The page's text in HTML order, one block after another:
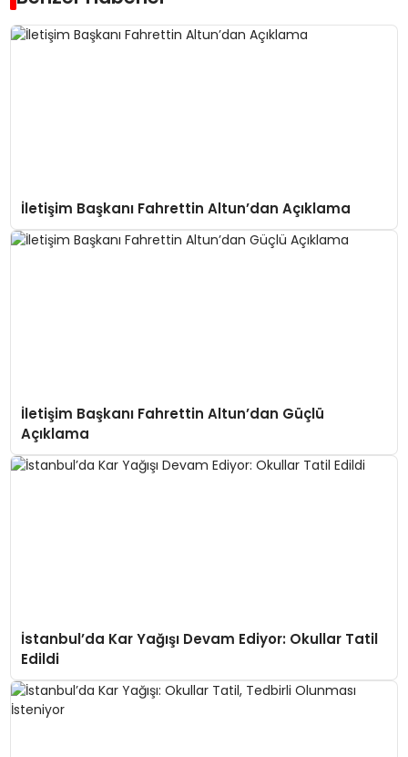
İletişim Başkanı Fahrettin Altun’dan Açıklama
İletişim Başkanı Fahrettin Altun’dan Güçlü
Açıklama
İstanbul’da Kar Yağışı Devam Ediyor: Okullar Tatil
Edildi